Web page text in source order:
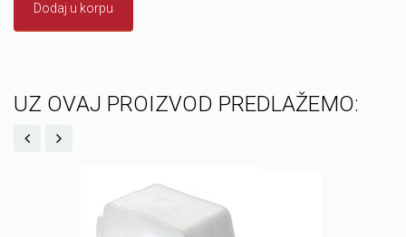
Dodaj u korpu
UZ OVAJ PROIZVOD PREDLAŽEMO: